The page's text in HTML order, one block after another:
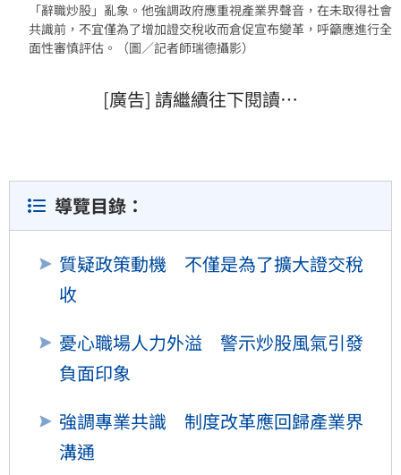
「辭職炒股」亂象。他強調政府應重視產業界聲音，在未取得社會
共識前，不宜僅為了增加證交稅收而倉促宣布變革，呼籲應進行全
面性審慎評估。（圖／記者師瑞德攝影）
[廣告] 請繼續往下閱讀…
導覽目錄：
質疑政策動機 不僅是為了擴大證交稅
收
憂心職場人力外溢 警示炒股風氣引發
負面印象
強調專業共識 制度改革應回歸產業界
溝通